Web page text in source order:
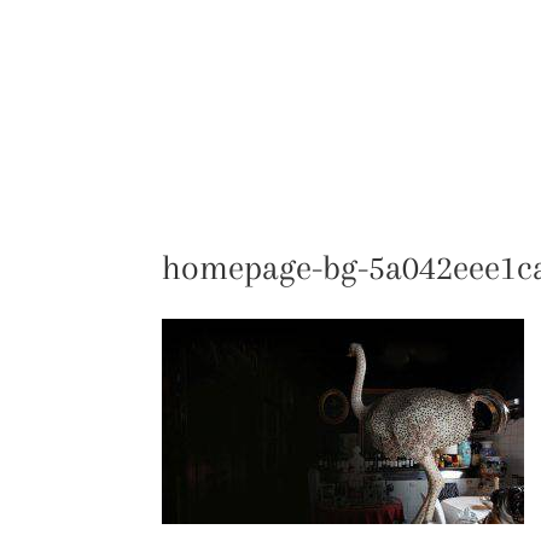
homepage-bg-